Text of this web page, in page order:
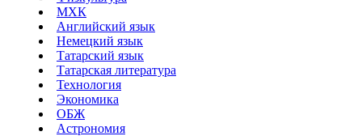
МХК
Английский язык
Немецкий язык
Татарский язык
Татарская литература
Технология
Экономика
ОБЖ
Астрономия